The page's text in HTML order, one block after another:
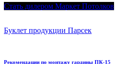
Стать дилером Маркет Потолков
Буклет продукции Парсек
Рекомендации по монтажу гардины ПК-15